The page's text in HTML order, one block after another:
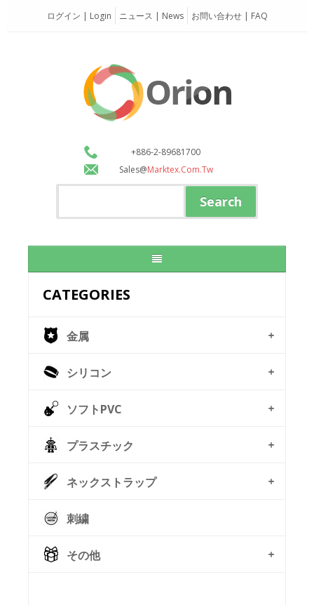
ログイン | Login ニュース | News お問い合わせ | FAQ
+886-2-89681700
Sales@Marktex.com.tw
CATEGORIES
金属
シリコン
ソフトPVC
プラスチック
ネックストラップ
刺繍
その他